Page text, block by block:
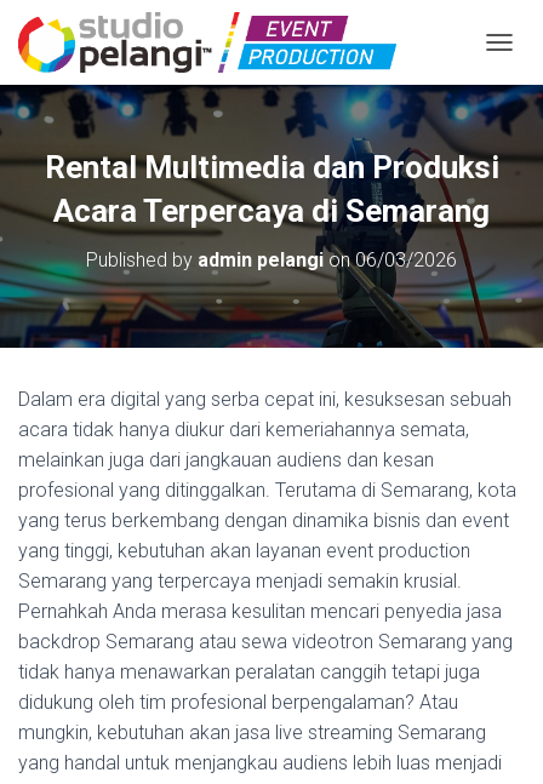
Rental Multimedia dan Produksi
Acara Terpercaya di Semarang
Published by admin pelangi on06/03/2026
Dalam era digital yang serba cepat ini, kesuksesan sebuah
acara tidak hanya diukur dari kemeriahannya semata,
melainkan juga dari jangkauan audiens dan kesan
profesional yang ditinggalkan. Terutama di Semarang, kota
yang terus berkembang dengan dinamika bisnis dan event
yang tinggi, kebutuhan akan layanan event production
Semarang yang terpercaya menjadi semakin krusial.
Pernahkah Anda merasa kesulitan mencari penyedia jasa
backdrop Semarang atau sewa videotron Semarang yang
tidak hanya menawarkan peralatan canggih tetapi juga
didukung oleh tim profesional berpengalaman? Atau
mungkin, kebutuhan akan jasa live streaming Semarang
yang handal untuk menjangkau audiens lebih luas menjadi